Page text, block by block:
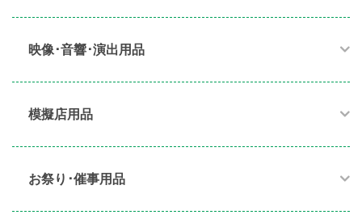
映像･音響･演出用品​
模擬店用品​
お祭り･催事用品​